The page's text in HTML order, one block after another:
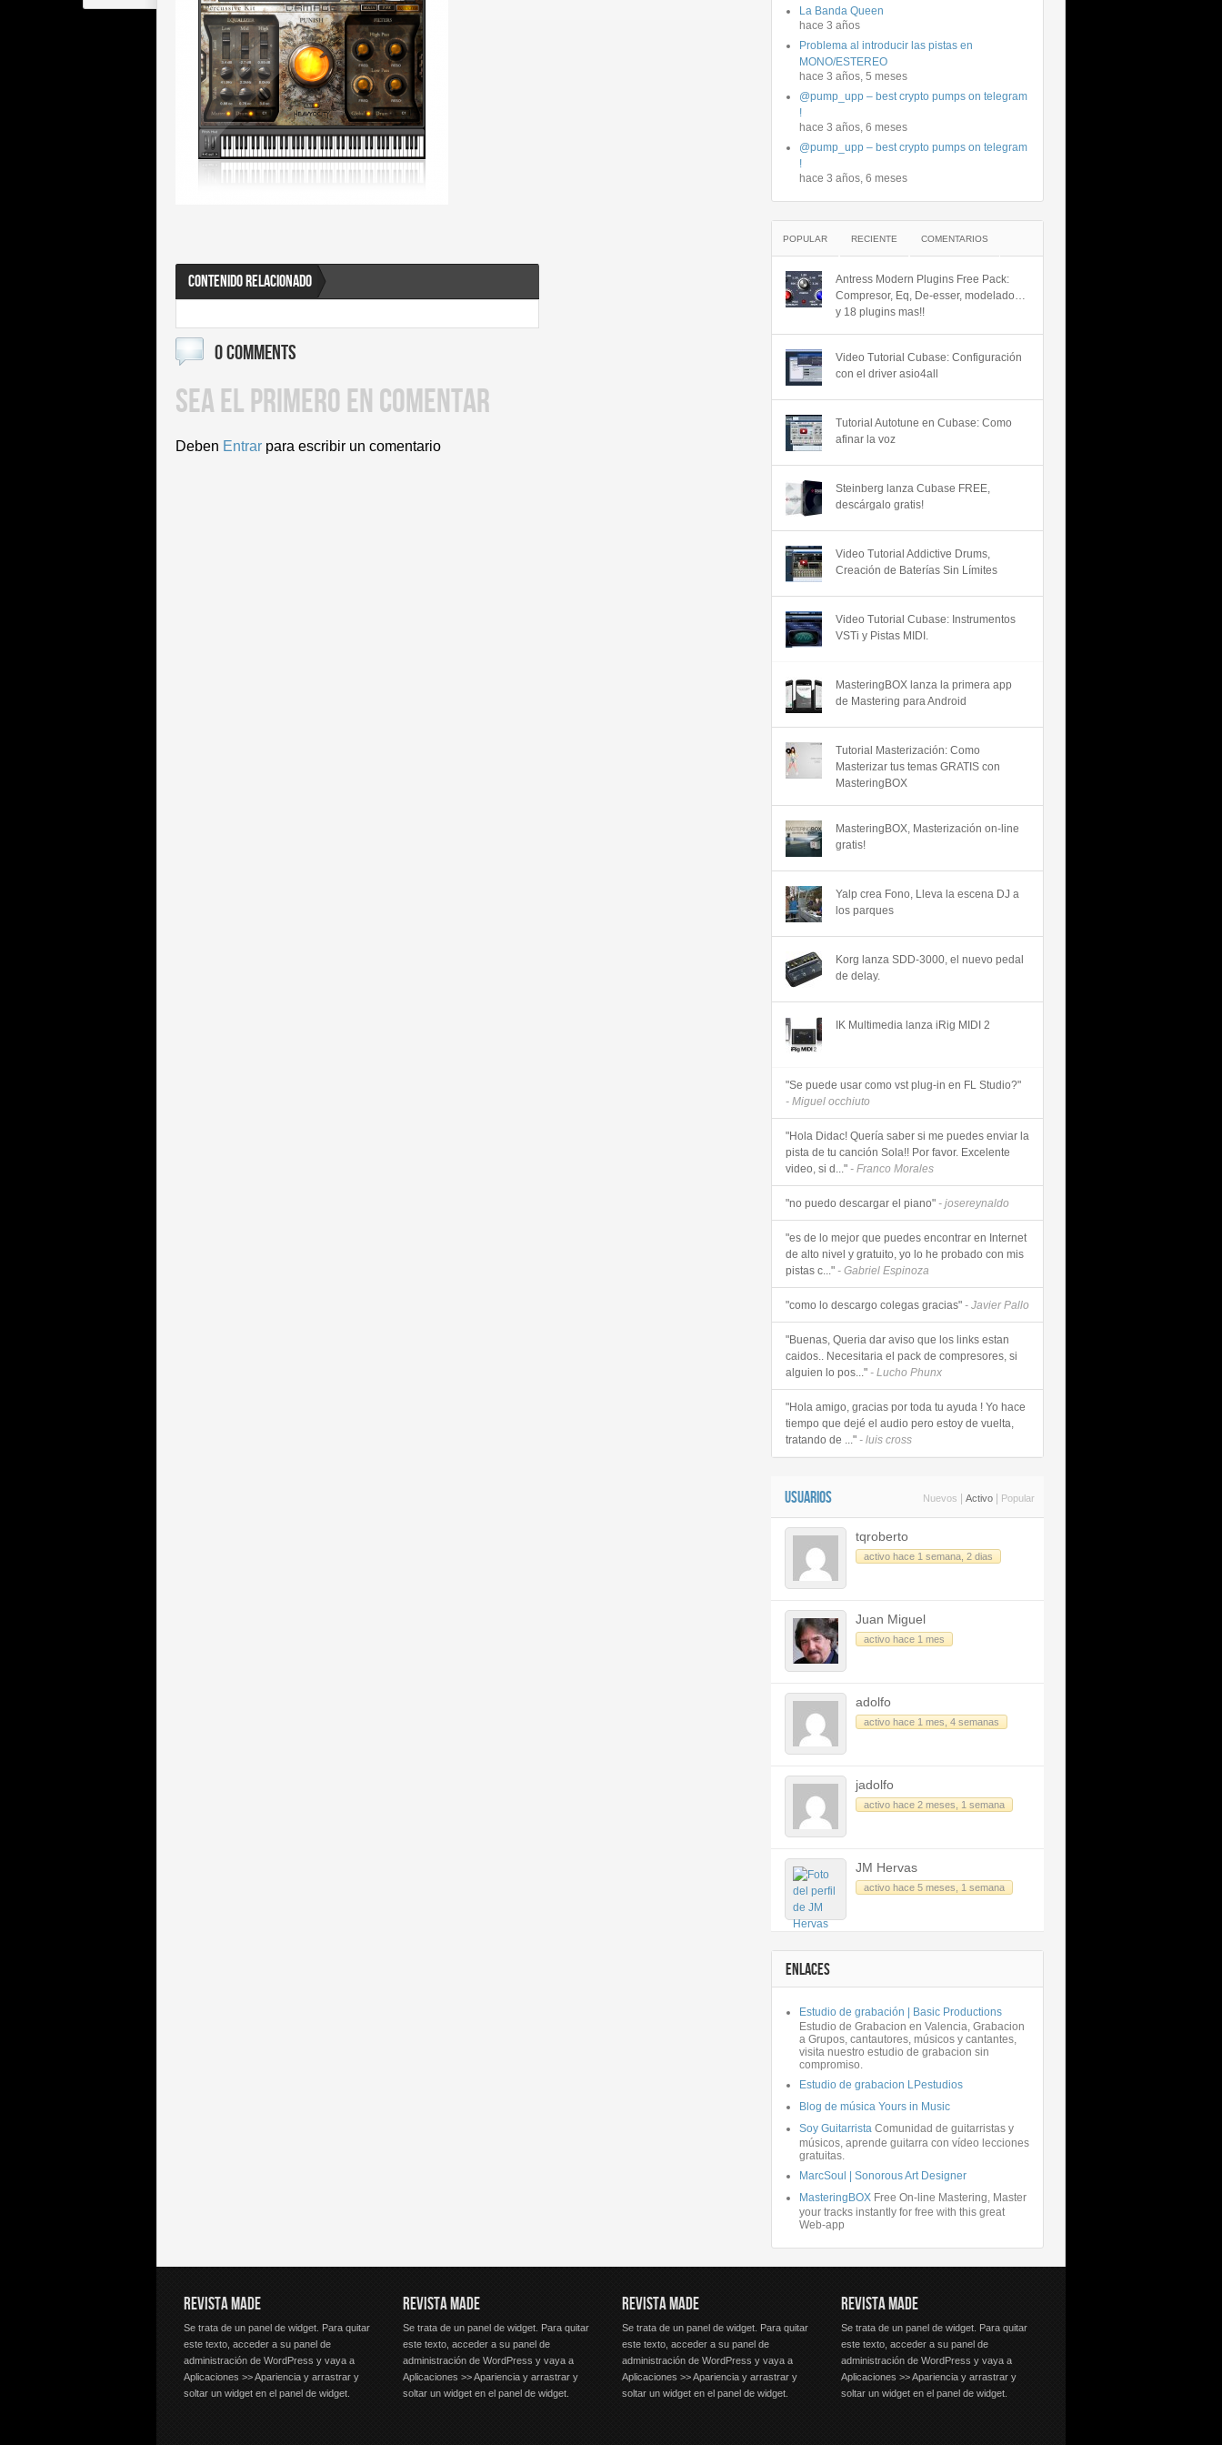
CONTENIDO RELACIONADO
0 COMMENTS
SEA EL PRIMERO EN COMENTAR
Deben Entrar para escribir un comentario
La Banda Queen
hace 3 años
Problema al introducir las pistas en
MONO/ESTEREO
hace 3 años, 5 meses
@pump_upp – best crypto pumps on telegram
!
hace 3 años, 6 meses
@pump_upp – best crypto pumps on telegram
!
hace 3 años, 6 meses
POPULAR RECIENTE COMENTARIOS
Antress Modern Plugins Free Pack:
Compresor, Eq, De-esser, modelado…
y 18 plugins mas!!
Video Tutorial Cubase: Configuración
con el driver asio4all
Tutorial Autotune en Cubase: Como
afinar la voz
Steinberg lanza Cubase FREE,
descárgalo gratis!
Video Tutorial Addictive Drums,
Creación de Baterías Sin Límites
Video Tutorial Cubase: Instrumentos
VSTi y Pistas MIDI.
MasteringBOX lanza la primera app
de Mastering para Android
Tutorial Masterización: Como
Masterizar tus temas GRATIS con
MasteringBOX
MasteringBOX, Masterización on-line
gratis!
Yalp crea Fono, Lleva la escena DJ a
los parques
Korg lanza SDD-3000, el nuevo pedal
de delay.
IK Multimedia lanza iRig MIDI 2
"Se puede usar como vst plug-in en FL Studio?"
- Miguel occhiuto
"Hola Didac! Quería saber si me puedes enviar la
pista de tu canción Sola!! Por favor. Excelente
video, si d..." - Franco Morales
"no puedo descargar el piano" - josereynaldo
"es de lo mejor que puedes encontrar en Internet
de alto nivel y gratuito, yo lo he probado con mis
pistas c..." - Gabriel Espinoza
"como lo descargo colegas gracias" - Javier Pallo
"Buenas, Queria dar aviso que los links estan
caidos.. Necesitaria el pack de compresores, si
alguien lo pos..." - Lucho Phunx
"Hola amigo, gracias por toda tu ayuda ! Yo hace
tiempo que dejé el audio pero estoy de vuelta,
tratando de ..." - luis cross
USUARIOS Nuevos Activo Popular
tqroberto
activo hace 1 semana, 2 dias
Juan Miguel
activo hace 1 mes
adolfo
activo hace 1 mes, 4 semanas
jadolfo
activo hace 2 meses, 1 semana
JM Hervas
activo hace 5 meses, 1 semana
ENLACES
Estudio de grabación | Basic Productions
Estudio de Grabacion en Valencia, Grabacion
a Grupos, cantautores, músicos y cantantes,
visita nuestro estudio de grabacion sin
compromiso.
Estudio de grabacion LPestudios
Blog de música Yours in Music
Soy Guitarrista Comunidad de guitarristas y
músicos, aprende guitarra con vídeo lecciones
gratuitas.
MarcSoul | Sonorous Art Designer
MasteringBOX Free On-line Mastering, Master
your tracks instantly for free with this great
Web-app
REVISTA MADE
Se trata de un panel de widget. Para quitar
este texto, acceder a su panel de
administración de WordPress y vaya a
Aplicaciones >> Apariencia y arrastrar y
soltar un widget en el panel de widget.
REVISTA MADE
Se trata de un panel de widget. Para quitar
este texto, acceder a su panel de
administración de WordPress y vaya a
Aplicaciones >> Apariencia y arrastrar y
soltar un widget en el panel de widget.
REVISTA MADE
Se trata de un panel de widget. Para quitar
este texto, acceder a su panel de
administración de WordPress y vaya a
Aplicaciones >> Apariencia y arrastrar y
soltar un widget en el panel de widget.
REVISTA MADE
Se trata de un panel de widget. Para quitar
este texto, acceder a su panel de
administración de WordPress y vaya a
Aplicaciones >> Apariencia y arrastrar y
soltar un widget en el panel de widget.